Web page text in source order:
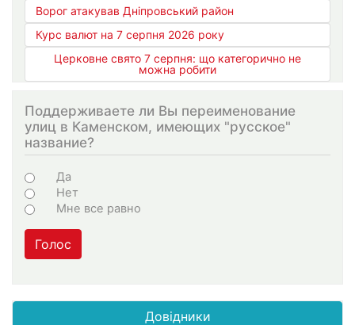
Ворог атакував Дніпровський район
Курс валют на 7 серпня 2026 року
Церковне свято 7 серпня: що категорично не
можна робити
Поддерживаете ли Вы переименование
улиц в Каменском, имеющих "русское"
название?
Варіанти
Да
Нет
Мне все равно
Голос
Довідники